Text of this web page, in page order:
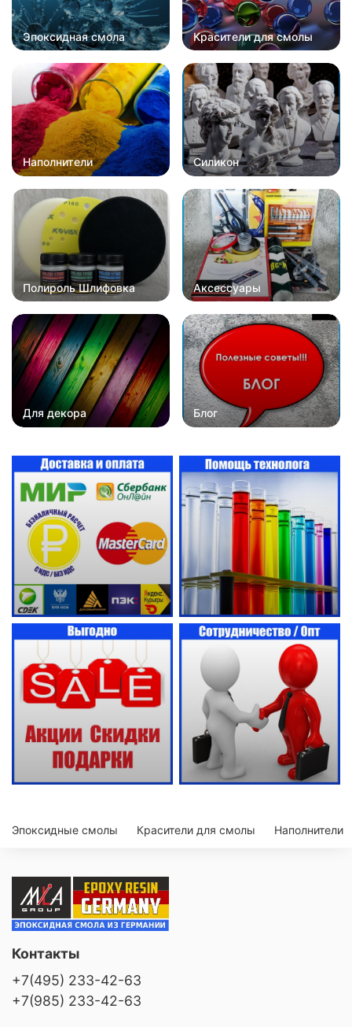
Эпоксидная смола Красители для смолы
Наполнители Силикон
Полироль Шлифовка Аксессуары
Для декора Блог
Эпоксидные смолы Красители для смолы Наполнители
Контакты
+7(495) 233-42-63
+7(985) 233-42-63